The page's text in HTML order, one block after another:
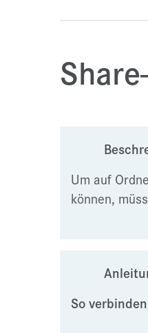
Um auf
können,
So